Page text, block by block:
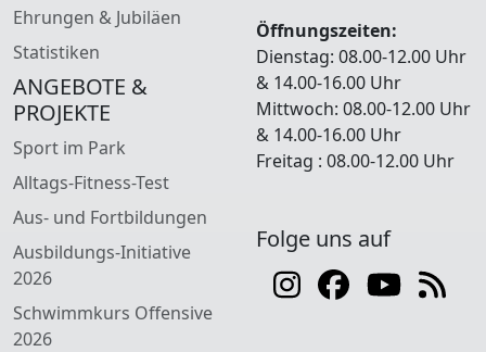
Ehrungen & Jubiläen
Statistiken
ANGEBOTE &
PROJEKTE
Sport im Park
Alltags-Fitness-Test
Aus- und Fortbildungen
Ausbildungs-Initiative
2026
Schwimmkurs Offensive
2026
Öffnungszeiten:
Dienstag: 08.00-12.00 Uhr
& 14.00-16.00 Uhr
Mittwoch: 08.00-12.00 Uhr
& 14.00-16.00 Uhr
Freitag : 08.00-12.00 Uhr
Folge uns auf